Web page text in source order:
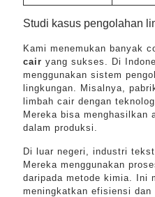
Studi kasus pengolahan
Kami menemukan banyak
cair yang sukses. Di
menggunakan sistem
lingkungan. Misalnya,
limbah cair dengan
Mereka bisa menghasilkan
dalam produksi.
Di luar negeri, industri
Mereka menggunakan
daripada metode kimia. Ini
meningkatkan efisiensi dan